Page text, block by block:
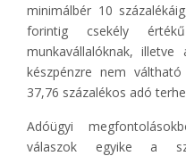
minimálbér 10
forintig csekély
munkavállalóknak,
készpénzre nem
37,76 százalékos adó
Adóügyi
válaszok egyike a